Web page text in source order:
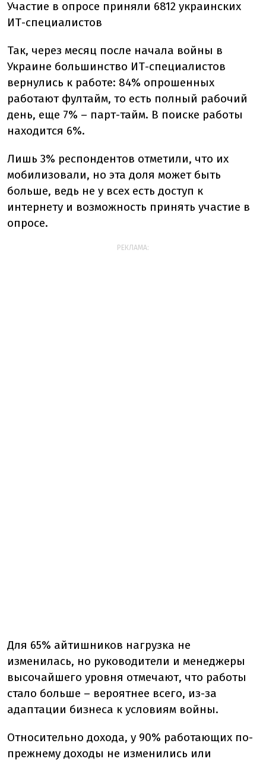
Участие в опросе приняли 6812 украинских
ИТ-специалистов
Так, через месяц после начала войны в
Украине большинство ИТ-специалистов
вернулись к работе: 84% опрошенных
работают фултайм, то есть полный рабочий
день, еще 7% – парт-тайм. В поиске работы
находится 6%.
Лишь 3% респондентов отметили, что их
мобилизовали, но эта доля может быть
больше, ведь не у всех есть доступ к
интернету и возможность принять участие в
опросе.
РЕКЛАМА:
Для 65% айтишников нагрузка не
изменилась, но руководители и менеджеры
высочайшего уровня отмечают, что работы
стало больше – вероятнее всего, из-за
адаптации бизнеса к условиям войны.
Относительно дохода, у 90% работающих по-
прежнему доходы не изменились или